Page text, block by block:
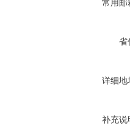
常用邮
省
详细地
补充说